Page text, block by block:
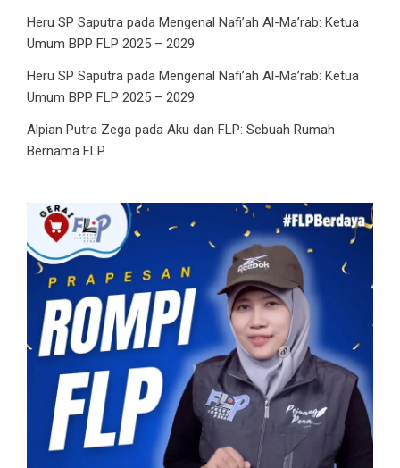
Heru SP Saputra pada Mengenal Nafi’ah Al-Ma’rab: Ketua
Umum BPP FLP 2025 – 2029
Heru SP Saputra pada Mengenal Nafi’ah Al-Ma’rab: Ketua
Umum BPP FLP 2025 – 2029
Alpian Putra Zega pada Aku dan FLP: Sebuah Rumah
Bernama FLP